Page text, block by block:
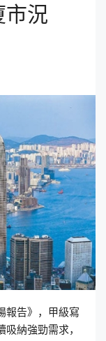
市況
報告》，甲級寫
納強勁需求，